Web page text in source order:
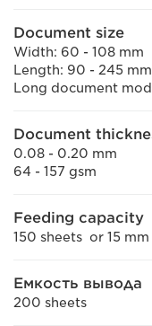
Document size
Width: 60 - 108 mm
Length: 90 - 245 mm
Long document
Document
0.08 - 0.20 mm
64 - 157 gsm
Feeding capacity
150 sheets or 15
Емкость вывода
200 sheets